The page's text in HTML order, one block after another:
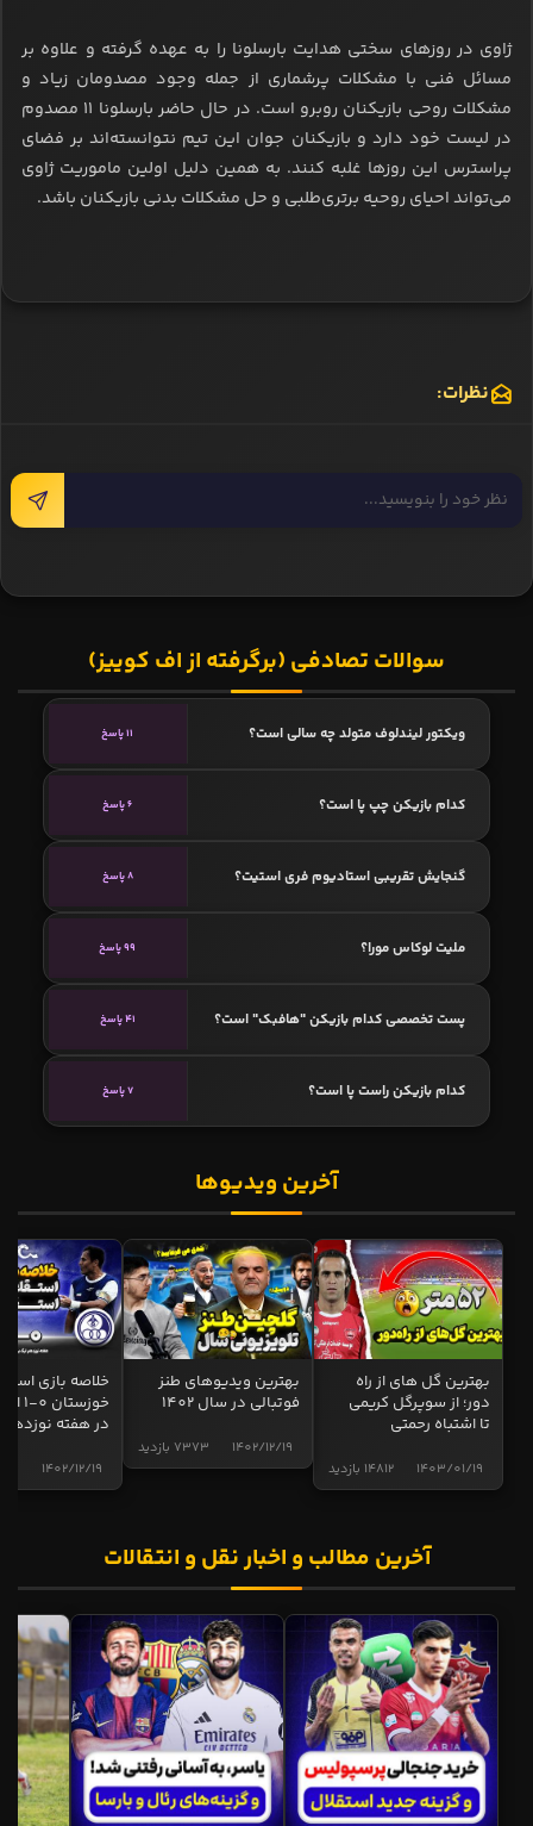
ژاوی در روزهای سختی هدایت بارسلونا را به عهده گرفته و علاوه بر
مسائل فنی با مشکلات پرشماری از جمله وجود مصدومان زیاد و
مشکلات روحی بازیکنان روبرو است. در حال حاضر بارسلونا 11 مصدوم
در لیست خود دارد و بازیکنان جوان این تیم نتوانسته‌اند بر فضای
پراسترس این روزها غلبه کنند. به همین دلیل اولین ماموریت ژاوی
می‌تواند احیای روحیه برتری‌طلبی و حل مشکلات بدنی بازیکنان باشد.
نظرات:
سوالات تصادفی (برگرفته از اف کوییز)
ویکتور لیندلوف متولد چه سالی است؟ 11 پاسخ
کدام بازیکن چپ پا است؟ 6 پاسخ
گنجایش تقریبی استادیوم فری استیت؟ 8 پاسخ
ملیت لوکاس مورا؟ 99 پاسخ
پست تخصصی کدام بازیکن "هافبک" است؟ 41 پاسخ
کدام بازیکن راست پا است؟ 7 پاسخ
آخرین ویدیوها
بهترین گل های از راه
دور؛ از سوپرگل کریمی
تا اشتباه رحمتی
14812 بازدید 1403/01/19
بهترین ویدیوهای طنز
فوتبالی در سال 1402
7373 بازدید 1402/12/19
خلاصه بازی
در هفته نوزدهم
1402/12/19
آخرین مطالب و اخبار نقل و انتقالات